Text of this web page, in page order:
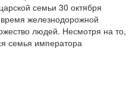
семьи 30 октября
железнодорожной
людей. Несмотря на то,
семья императора